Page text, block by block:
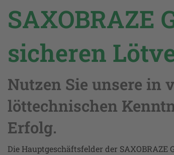
SAXOBRAZE
sicheren
Nutzen Sie unsere in
löttechnischen
Erfolg.
Die Hauptgeschäftsfelder der SAXOBRAZE